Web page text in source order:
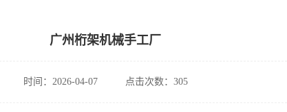
广州桁架机械手工厂
时间：2026-04-07 点击次数：305